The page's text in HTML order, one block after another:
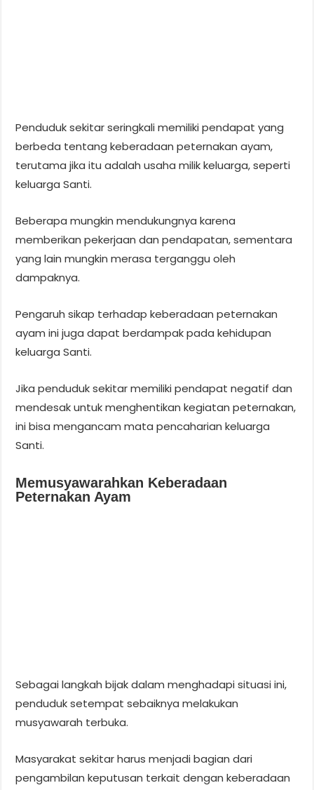
Penduduk sekitar seringkali memiliki pendapat yang
berbeda tentang keberadaan peternakan ayam,
terutama jika itu adalah usaha milik keluarga, seperti
keluarga Santi.
Beberapa mungkin mendukungnya karena
memberikan pekerjaan dan pendapatan, sementara
yang lain mungkin merasa terganggu oleh
dampaknya.
Pengaruh sikap terhadap keberadaan peternakan
ayam ini juga dapat berdampak pada kehidupan
keluarga Santi.
Jika penduduk sekitar memiliki pendapat negatif dan
mendesak untuk menghentikan kegiatan peternakan,
ini bisa mengancam mata pencaharian keluarga
Santi.
Memusyawarahkan Keberadaan
Peternakan Ayam
Sebagai langkah bijak dalam menghadapi situasi ini,
penduduk setempat sebaiknya melakukan
musyawarah terbuka.
Masyarakat sekitar harus menjadi bagian dari
pengambilan keputusan terkait dengan keberadaan